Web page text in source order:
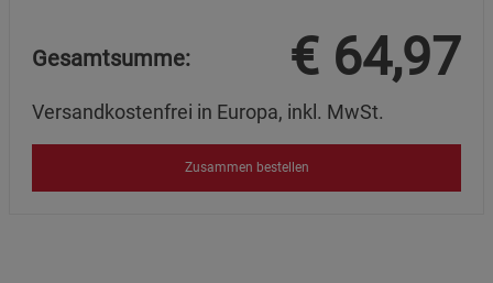
Gesamtsumme: € 64,97
Versandkostenfrei in Europa, inkl. MwSt.
Zusammen bestellen